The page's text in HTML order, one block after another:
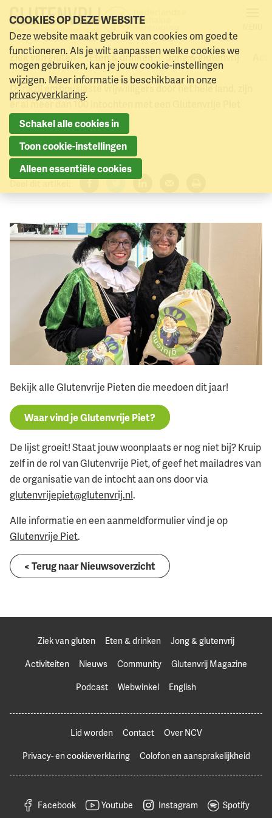
Naar menu Naar hoofdinhoud
Ziek van gluten Eten & drinken Jong & glutenvrij
Glutenvrije Piet in jouw
woonplaats? Doe mee!
Dankzij enthousiaste vrijwilligers door het hele land, zijn
er al meer dan 100 intochten met een Glutenvrije Piet
aangemeld.
10 september 2024
Facebook
TwitterLinkedInVerzenden
Printen
Bekijk alle Glutenvrije Pieten die meedoen dit jaar!
Waar vind je Glutenvrije Piet?
De lijst groeit! Staat jouw woonplaats er nog niet bij? Kruip
zelf in de rol van Glutenvrije Piet, of geef het mailadres van
de organisatie van de intocht aan ons door via
glutenvrijepiet@glutenvrij.nl.
Alle informatie en een aanmeldformulier vind je op
Glutenvrije Piet.
< Terug naar Nieuwsoverzicht
Ziek van gluten Eten & drinken
Jong & glutenvrij
Activiteiten
Nieuws Community
Glutenvrij Magazine
Podcast
Webwinkel English
Lid worden Contact
Over NCV
Privacy- en cookieverklaring
Colofon en aansprakelijkheid
Facebook Youtube Instagram Spotify
COOKIES OP DEZE WEBSITE
Deze website maakt gebruik van cookies om goed te
functioneren. Als je wilt aanpassen welke cookies we
mogen gebruiken, kan je jouw cookie-instellingen
wijzigen. Meer informatie is beschikbaar in onze
privacyverklaring.
Schakel alle cookies in
Toon cookie-instellingen
Alleen essentiële cookies